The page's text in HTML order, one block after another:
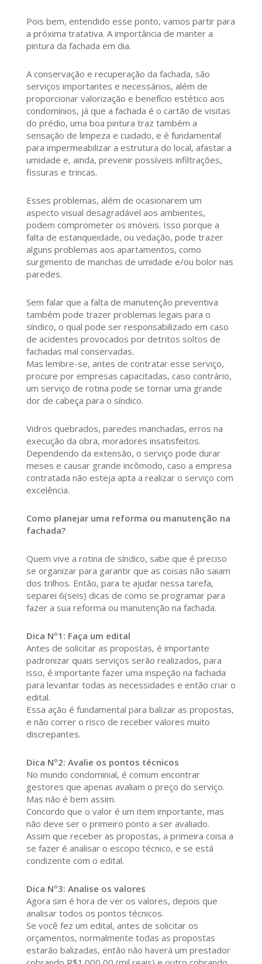
Pois bem, entendido esse ponto, vamos partir para
a próxima tratativa. A importância de manter a
pintura da fachada em dia.
A conservação e recuperação da fachada, são
serviços importantes e necessários, além de
proporcionar valorização e benefício estético aos
condomínios, já que a fachada é o cartão de visitas
do prédio, uma boa pintura traz também a
sensação de limpeza e cuidado, e é fundamental
para impermeabilizar a estrutura do local, afastar a
umidade e, ainda, prevenir possíveis infiltrações,
fissuras e trincas.
Esses problemas, além de ocasionarem um
aspecto visual desagradável aos ambientes,
podem comprometer os imóveis. Isso porque a
falta de estanqueidade, ou vedação, pode trazer
alguns problemas aos apartamentos, como
surgimento de manchas de umidade e/ou bolor nas
paredes.
Sem falar que a falta de manutenção preventiva
também pode trazer problemas legais para o
síndico, o qual pode ser responsabilizado em caso
de acidentes provocados por detritos soltos de
fachadas mal conservadas.
Mas lembre-se, antes de contratar esse serviço,
procure por empresas capacitadas, caso contrário,
um serviço de rotina pode se tornar uma grande
dor de cabeça para o síndico.
Vidros quebrados, paredes manchadas, erros na
execução da obra, moradores insatisfeitos.
Dependendo da extensão, o serviço pode durar
meses e causar grande incômodo, caso a empresa
contratada não esteja apta a realizar o serviço com
excelência.
Como planejar uma reforma ou manutenção na
fachada?
Quem vive a rotina de síndico, sabe que é preciso
se organizar para garantir que as coisas não saiam
dos trilhos. Então, para te ajudar nessa tarefa,
separei 6(seis) dicas de como se programar para
fazer a sua reforma ou manutenção na fachada.
Dica Nº1: Faça um edital
Antes de solicitar as propostas, é importante
padronizar quais serviços serão realizados, para
isso, é importante fazer uma inspeção na fachada
para levantar todas as necessidades e então criar o
edital.
Essa ação é fundamental para balizar as propostas,
e não correr o risco de receber valores muito
discrepantes.
Dica Nº2: Avalie os pontos técnicos
No mundo condominial, é comum encontrar
gestores que apenas avaliam o preço do serviço.
Mas não é bem assim.
Concordo que o valor é um item importante, mas
não deve ser o primeiro ponto a ser avaliado.
Assim que receber as propostas, a primeira coisa a
se fazer é analisar o escopo técnico, e se está
condizente com o edital.
Dica Nº3: Analise os valores
Agora sim é hora de ver os valores, depois que
analisar todos os pontos técnicos.
Se você fez um edital, antes de solicitar os
orçamentos, normalmente todas as propostas
estarão balizadas, então não haverá um prestador